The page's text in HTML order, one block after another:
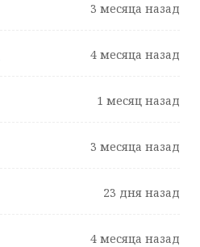
3 месяца назад
4 месяца назад
1 месяц назад
3 месяца назад
23 дня назад
4 месяца назад